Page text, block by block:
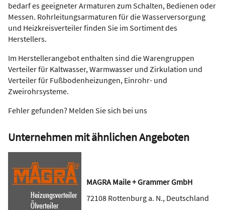
bedarf es geeigneter Armaturen zum Schalten, Bedienen oder
Messen. Rohrleitungsarmaturen für die Wasserversorgung
und Heizkreisverteiler finden Sie im Sortiment des
Herstellers.
Im Herstellerangebot enthalten sind die Warengruppen
Verteiler für Kaltwasser, Warmwasser und Zirkulation und
Verteiler für Fußbodenheizungen, Einrohr- und
Zweirohrsysteme.
Fehler gefunden? Melden Sie sich bei uns
Unternehmen mit ähnlichen Angeboten
MAGRA Maile + Grammer GmbH
72108 Rottenburg a. N., Deutschland